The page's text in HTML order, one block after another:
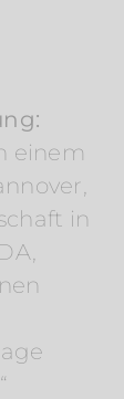
einem
in